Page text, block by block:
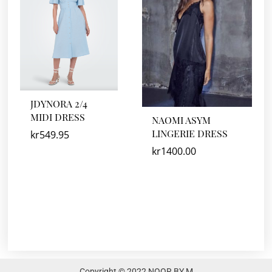
JDYNORA 2/4
MIDI DRESS
kr549.95
NAOMI ASYM
LINGERIE DRESS
kr1400.00